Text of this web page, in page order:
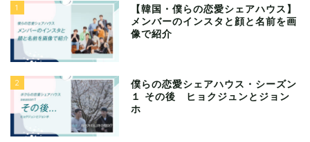
1
【韓国・僕らの恋愛シェアハウス】
メンバーのインスタと顔と名前を画
像で紹介
2
僕らの恋愛シェアハウス・シーズン
１ その後 ヒョクジュンとジョン
ホ